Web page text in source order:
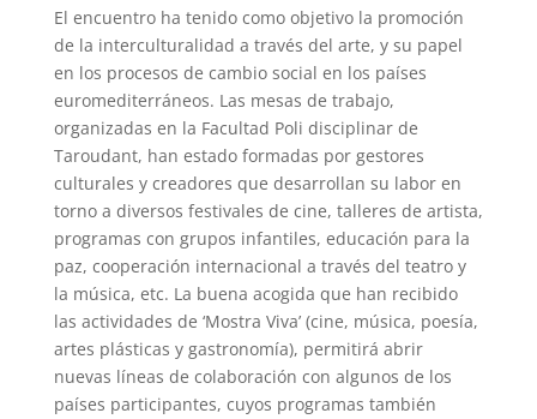
El encuentro ha tenido como objetivo la promoción
de la interculturalidad a través del arte, y su papel
en los procesos de cambio social en los países
euromediterráneos. Las mesas de trabajo,
organizadas en la Facultad Poli disciplinar de
Taroudant, han estado formadas por gestores
culturales y creadores que desarrollan su labor en
torno a diversos festivales de cine, talleres de artista,
programas con grupos infantiles, educación para la
paz, cooperación internacional a través del teatro y
la música, etc. La buena acogida que han recibido
las actividades de ‘Mostra Viva’ (cine, música, poesía,
artes plásticas y gastronomía), permitirá abrir
nuevas líneas de colaboración con algunos de los
países participantes, cuyos programas también